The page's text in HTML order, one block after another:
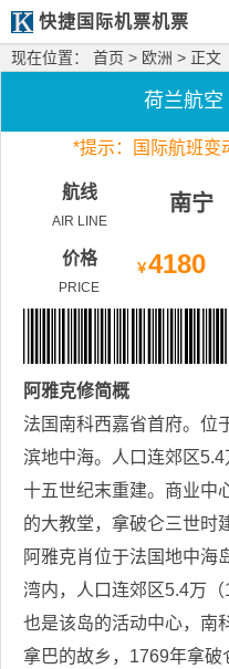
快捷国际机票机票
现在位置： 首页 > 欧洲 > 正文
荷兰航空
*提示：国际航班变
航线
AIR LINE
南宁
价格
PRICE
￥4180
阿雅克修简概
法国南科西嘉省首府。位
滨地中海。人口连郊区5.4
十五世纪末重建。商业中
的大教堂，拿破仑三世时
阿雅克肖位于法国地中海
湾内，人口连郊区5.4万（
也是该岛的活动中心，南
拿巴的故乡，1769年拿